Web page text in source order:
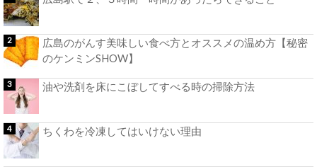
広島のがんす美味しい食べ方とオススメの温め方【秘密
のケンミンSHOW】
油や洗剤を床にこぼしてすべる時の掃除方法
ちくわを冷凍してはいけない理由